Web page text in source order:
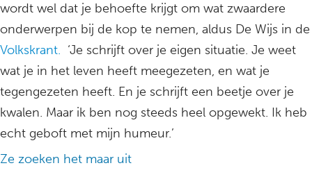
wordt wel dat je behoefte krijgt om wat zwaardere
onderwerpen bij de kop te nemen, aldus De Wijs in de
Volkskrant. ‘Je schrijft over je eigen situatie. Je weet
wat je in het leven heeft meegezeten, en wat je
tegengezeten heeft. En je schrijft een beetje over je
kwalen. Maar ik ben nog steeds heel opgewekt. Ik heb
echt geboft met mijn humeur.’
Ze zoeken het maar uit